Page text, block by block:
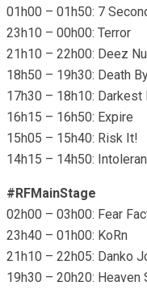
01h00 – 01h50: 7
23h10 – 00h00: Terror
21h10 – 22h00: Deez
18h50 – 19h30: Death
17h30 – 18h10: Darkest
16h15 – 16h50: Expire
15h05 – 15h40: Risk It!
14h15 – 14h50:
#RFMainStage
02h00 – 03h00: Fear
23h40 – 01h00: KoRn
21h10 – 22h05: Danko
19h30 – 20h20: Heaven